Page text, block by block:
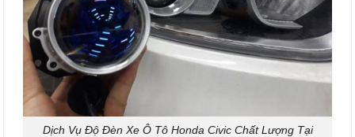
Dịch Vụ Độ Đèn Xe Ô Tô Honda Civic Chất Lượng Tại